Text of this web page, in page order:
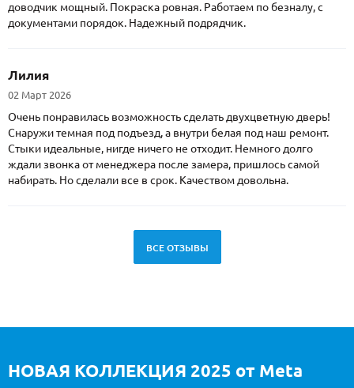
доводчик мощный. Покраска ровная. Работаем по безналу, с
документами порядок. Надежный подрядчик.
Лилия
02 Март 2026
Очень понравилась возможность сделать двухцветную дверь!
Снаружи темная под подъезд, а внутри белая под наш ремонт.
Стыки идеальные, нигде ничего не отходит. Немного долго
ждали звонка от менеджера после замера, пришлось самой
набирать. Но сделали все в срок. Качеством довольна.
ВСЕ ОТЗЫВЫ
НОВАЯ КОЛЛЕКЦИЯ 2025 от Meta